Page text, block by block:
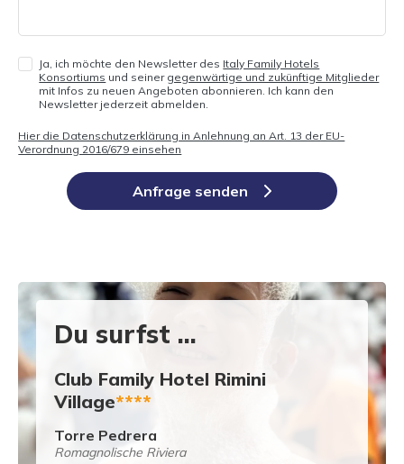
Ja, ich möchte den Newsletter des Italy Family Hotels
Konsortiums und seiner gegenwärtige und zukünftige Mitglieder
mit Infos zu neuen Angeboten abonnieren. Ich kann den
Newsletter jederzeit abmelden.
Hier die Datenschutzerklärung in Anlehnung an Art. 13 der EU-
Verordnung 2016/679 einsehen
Anfrage senden
Du surfst ...
Club Family Hotel Rimini
Village****
Torre Pedrera
Romagnolische Riviera